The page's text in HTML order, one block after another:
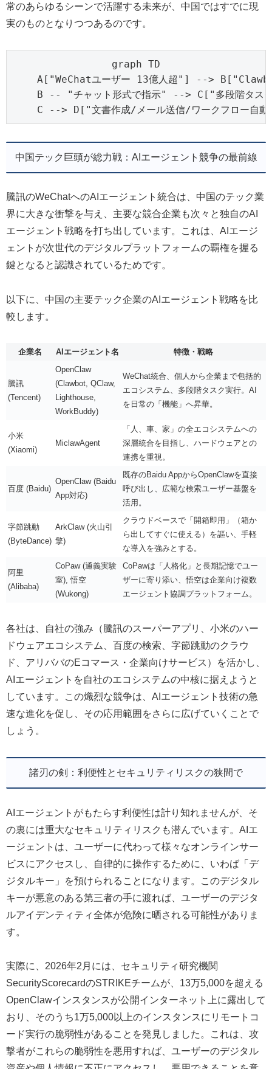
常のあらゆるシーンで活躍する未来が、中国ではすでに現
実のものとなりつつあるのです。
graph TD
A["WeChatユーザー 13億人超"] -->
B -- "チャット形式で指示" --> C["多段階タス
C --> D["文書作成/メール送信/ワークフロー自
中国テック巨頭が総力戦：AIエージェント競争の最前線
騰訊のWeChatへのAIエージェント統合は、中国のテック業
界に大きな衝撃を与え、主要な競合企業も次々と独自のAI
エージェント戦略を打ち出しています。これは、AIエージ
ェントが次世代のデジタルプラットフォームの覇権を握る
鍵となると認識されているためです。
以下に、中国の主要テック企業のAIエージェント戦略を比
較します。
企業名 AIエージェント名 特徴・戦略
騰訊
(Tencent)
OpenClaw
(Clawbot, QClaw,
Lighthouse,
WorkBuddy)
WeChat統合、個人から企業まで包括的
エコシステム、多段階タスク実行。AI
を日常の「機能」へ昇華。
小米
(Xiaomi)
MiclawAgent
「人、車、家」の全エコシステムへの
深層統合を目指し、ハードウェアとの
連携を重視。
百度 (Baidu)
OpenClaw (Baidu
App対応)
既存のBaidu AppからOpenClawを直接
呼び出し、広範な検索ユーザー基盤を
活用。
字節跳動
(ByteDance)
ArkClaw (火山引
擎)
クラウドベースで「開箱即用」（箱か
ら出してすぐに使える）を謳い、手軽
な導入を強みとする。
阿里
(Alibaba)
CoPaw (通義実験
室), 悟空
(Wukong)
CoPawは「人格化」と長期記憶でユー
ザーに寄り添い、悟空は企業向け複数
エージェント協調プラットフォーム。
各社は、自社の強み（騰訊のスーパーアプリ、小米のハー
ドウェアエコシステム、百度の検索、字節跳動のクラウ
ド、アリババのEコマース・企業向けサービス）を活かし、
AIエージェントを自社のエコシステムの中核に据えようと
しています。この熾烈な競争は、AIエージェント技術の急
速な進化を促し、その応用範囲をさらに広げていくことで
しょう。
諸刃の剣：利便性とセキュリティリスクの狭間で
AIエージェントがもたらす利便性は計り知れませんが、そ
の裏には重大なセキュリティリスクも潜んでいます。AIエ
ージェントは、ユーザーに代わって様々なオンラインサー
ビスにアクセスし、自律的に操作するために、いわば「デ
ジタルキー」を預けられることになります。このデジタル
キーが悪意のある第三者の手に渡れば、ユーザーのデジタ
ルアイデンティティ全体が危険に晒される可能性がありま
す。
実際に、2026年2月には、セキュリティ研究機関
SecurityScorecardのSTRIKEチームが、13万5,000を超える
OpenClawインスタンスが公開インターネット上に露出して
おり、そのうち1万5,000以上のインスタンスにリモートコ
ード実行の脆弱性があることを発見しました。これは、攻
撃者がこれらの脆弱性を悪用すれば、ユーザーのデジタル